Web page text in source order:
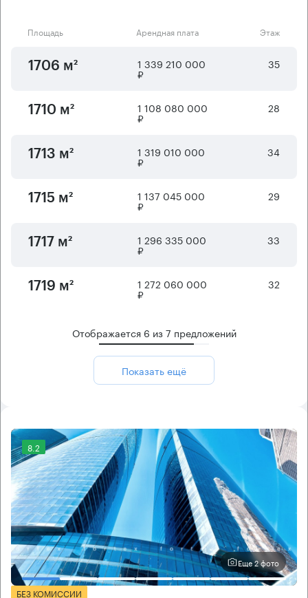
Площадь Арендная плата Этаж
1706 м² 1 339 210 000
₽
35
1710 м² 1 108 080 000
₽
28
1713 м² 1 319 010 000
₽
34
1715 м² 1 137 045 000
₽
29
1717 м² 1 296 335 000
₽
33
1719 м² 1 272 060 000
₽
32
Отображается 6 из7 предложений
Показать ещё
8.2
Еще 2 фото
БЕЗ КОМИССИИ